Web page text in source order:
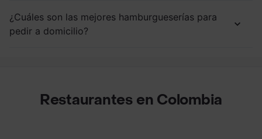
¿Cuáles son las mejores hamburgueserías para
pedir a domicilio?
Restaurantes en Colombia